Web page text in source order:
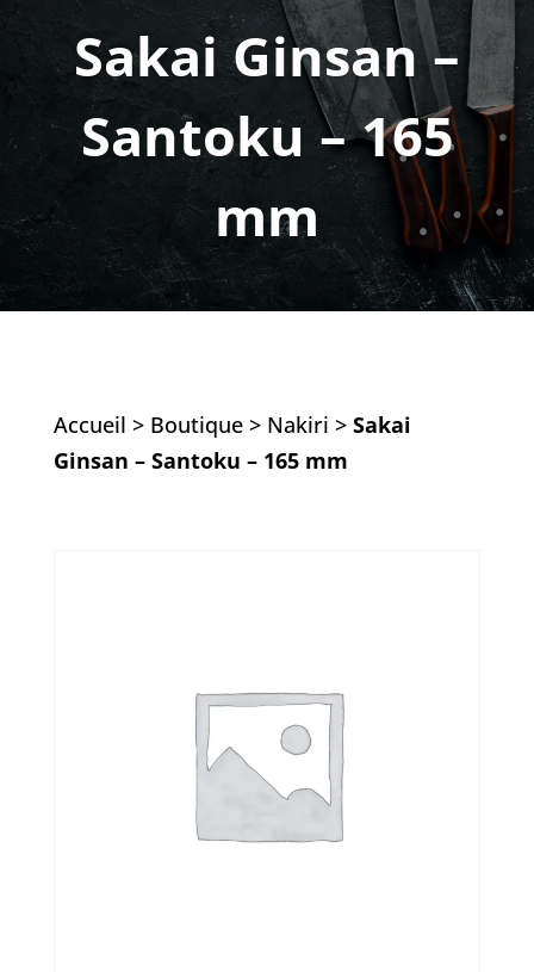
Sakai Ginsan –
Santoku – 165
mm
Accueil > Boutique> Nakiri > Sakai
Ginsan – Santoku – 165 mm